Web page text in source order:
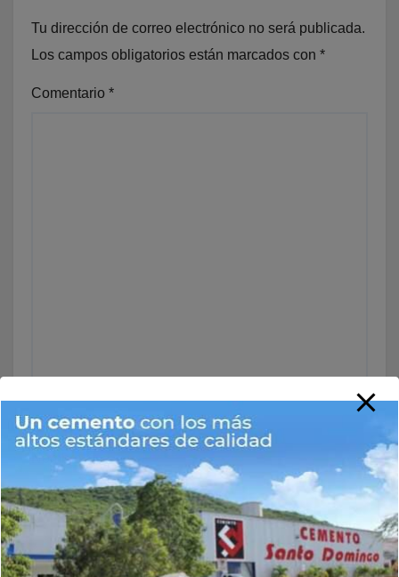
Tu dirección de correo electrónico no será publicada.
Los campos obligatorios están marcados con *
Comentario *
Nombre*
Correo electrónico*